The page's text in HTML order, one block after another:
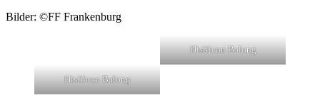
Bilder: ©FF Frankenburg
Hisilicon Balong
Hisilicon Balong